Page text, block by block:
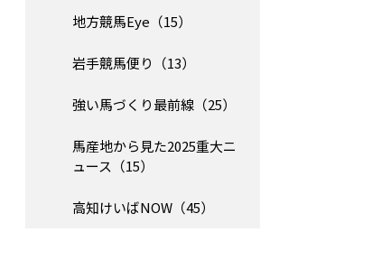
地方競馬Eye（15）
岩手競馬便り（13）
強い馬づくり最前線（25）
馬産地から見た2025重大ニ
ュース（15）
高知けいばNOW（45）